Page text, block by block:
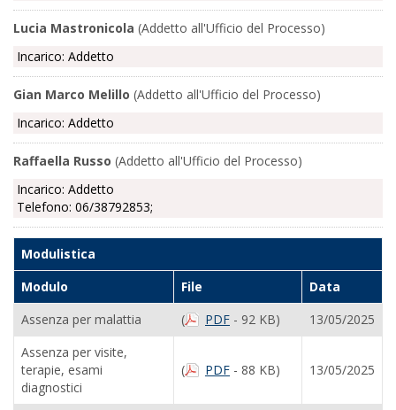
Lucia Mastronicola (Addetto all'Ufficio del Processo)
Incarico: Addetto
Gian Marco Melillo (Addetto all'Ufficio del Processo)
Incarico: Addetto
Raffaella Russo (Addetto all'Ufficio del Processo)
Incarico: Addetto
Telefono: 06/38792853;
Modulistica
Modulo
File
Data
Assenza per malattia
( PDF - 92 KB)
13/05/2025
Assenza per visite,
terapie, esami
diagnostici
( PDF - 88 KB) 13/05/2025